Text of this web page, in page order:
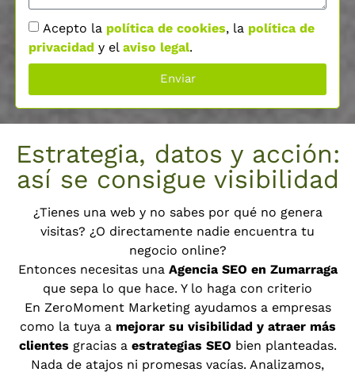
Acepto la política de cookies, la política de
privacidad y el aviso legal.
Enviar
Estrategia, datos y acción:
así se consigue visibilidad
¿Tienes una web y no sabes por qué no genera
visitas? ¿O directamente nadie encuentra tu
negocio online?
Entonces necesitas una Agencia SEO en Zumarraga
que sepa lo que hace. Y lo haga con criterio
En ZeroMoment Marketing ayudamos a empresas
como la tuya a mejorar su visibilidad y atraer más
clientes gracias a estrategias SEO bien planteadas.
Nada de atajos ni promesas vacías. Analizamos,